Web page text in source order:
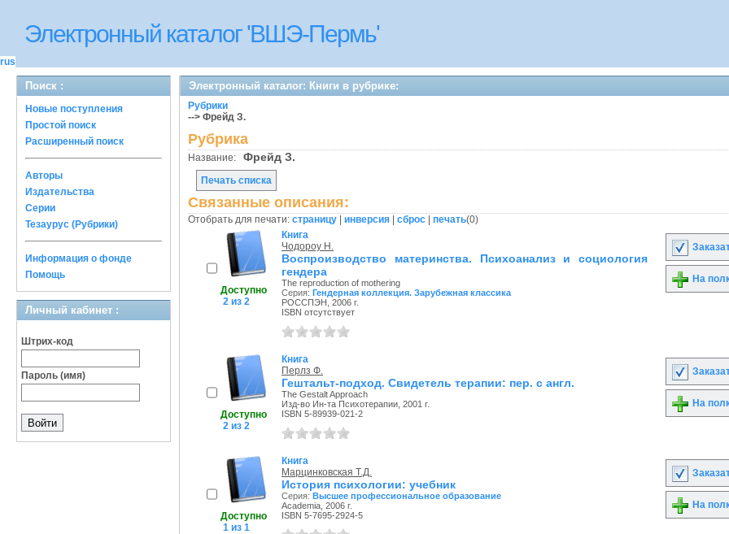
Электронный каталог 'ВШЭ-Пермь'
rus
Поиск :
Новые поступления
Простой поиск
Расширенный поиск
Авторы
Издательства
Серии
Тезаурус (Рубрики)
Информация о фонде
Помощь
Личный кабинет :
Штрих-код
Пароль (имя)
Электронный каталог: Книги в рубрике:
Рубрики
--> Фрейд З.
Рубрика
Название: Фрейд З.
Печать списка
Связанные описания:
Отобрать для печати: страницу инверсия сброс печать(0)
Доступно
2 из 2
Книга
Чодороу Н.
Воспроизводство материнства. Психоанализ и социология
гендера
The reproduction of mothering
Серия: Гендерная коллекция. Зарубежная классика
РОССПЭН, 2006 г.
ISBN отсутствует
На
Доступно
2 из 2
Книга
Перлз Ф.
Гештальт-подход. Свидетель терапии: пер. с англ.
The Gestalt Approach
Изд-во Ин-та Психотерапии, 2001 г.
ISBN 5-89939-021-2
На
Доступно
1 из 1
Книга
Марцинковская Т.Д.
История психологии: учебник
Серия: Высшее профессиональное образование
Academia, 2006 г.
ISBN 5-7695-2924-5
На